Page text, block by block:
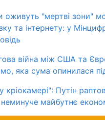
оживуть "мертві зони"
та інтернету: у
війна між США та
яка сума опинилася
кріокамері": Путін
майбутнє